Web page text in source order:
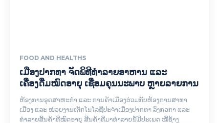
FOOD AND HEALTHS
ເມືອງປາກທາ ຈັດພິທີທຳລາຍອາຫານ ແລະ
ເຄື່ອງດື່ມໝົດອາຍຸ ເຊື່ອມຄຸນນະພາບ ຫຼາຍລາຍການ
ຫ້ອງການອຸດສາຫະກຳ ແລະ ການຄ້າເມືອງຮ່ວມກັບຫ້ອງການສາທາ
ເມືອງ ແລະ ໜ່ວຍງານເຕັກໂນໂລຊີປະຈຳເມືອງປາກທາ ລົງກວກາ ແລະ
ທຳລາຍສິ້ນຄ້າທີໝົດອາຍຸ ສີນຄ້າທີມາທຳລາຍນັ້ມີປະເພດ ໝີ້ຊ້າງ